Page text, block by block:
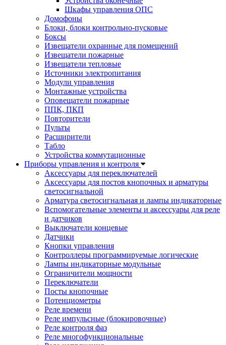
Шкафы управления ОПС
Домофоны
Блоки, блоки контрольно-пусковые
Боксы
Извещатели охранные для помещений
Извещатели пожарные
Извещатели тепловые
Источники электропитания
Модули управления
Монтажные устройства
Оповещатели пожарные
ППК, ПКП
Повторители
Пульты
Расширители
Табло
Устройства коммутационные
Приборы управления и контроля
Аксессуары для переключателей
Аксессуары для постов кнопочных и арматуры
светосигнальной
Арматура светосигнальная и лампы индикаторные
Вспомогательные элементы и аксессуары для реле
и датчиков
Выключатели концевые
Датчики
Кнопки управления
Контроллеры программируемые логические
Лампы индикаторные модульные
Ограничители мощности
Переключатели
Посты кнопочные
Потенциометры
Реле времени
Реле импульсные (блокировочные)
Реле контроля фаз
Реле многофункциональные